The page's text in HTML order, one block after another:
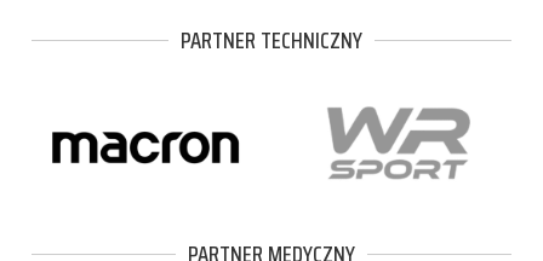
PARTNER TECHNICZNY
PARTNER MEDYCZNY